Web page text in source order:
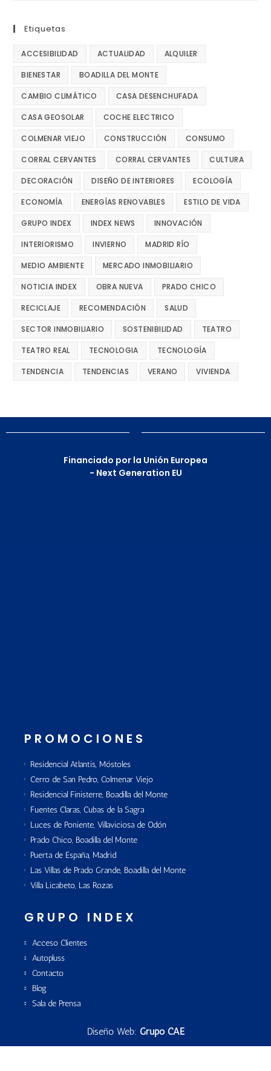
Etiquetas
ACCESIBILIDAD ACTUALIDAD ALQUILER
BIENESTAR BOADILLA DEL MONTE
CAMBIO CLIMÁTICO CASA DESENCHUFADA
CASA GEOSOLAR COCHE ELECTRICO
COLMENAR VIEJO CONSTRUCCIÓN CONSUMO
CORRAL CERVANTES CORRAL CERVANTES CULTURA
DECORACIÓN DISEÑO DE INTERIORES ECOLOGÍA
ECONOMÍA ENERGÍAS RENOVABLES ESTILO DE VIDA
GRUPO INDEX INDEX NEWS INNOVACIÓN
INTERIORISMO INVIERNO MADRID RÍO
MEDIO AMBIENTE MERCADO INMOBILIARIO
NOTICIA INDEX OBRA NUEVA PRADO CHICO
RECICLAJE RECOMENDACIÓN SALUD
SECTOR INMOBILIARIO SOSTENIBILIDAD TEATRO
TEATRO REAL TECNOLOGIA TECNOLOGÍA
TENDENCIA TENDENCIAS VERANO VIVIENDA
Financiado por la Unión Europea
- Next Generation EU
PROMOCIONES
Residencial Atlantis, Móstoles
Cerro de San Pedro, Colmenar Viejo
Residencial Finisterre, Boadilla del Monte
Fuentes Claras, Cubas de la Sagra
Luces de Poniente, Villaviciosa de Odón
Prado Chico, Boadilla del Monte
Puerta de España, Madrid
Las Villas de Prado Grande, Boadilla del Monte
Villa Licabeto, Las Rozas
GRUPO INDEX
Acceso Clientes
Autopluss
Contacto
Blog
Sala de Prensa
Diseño Web: Grupo CAE